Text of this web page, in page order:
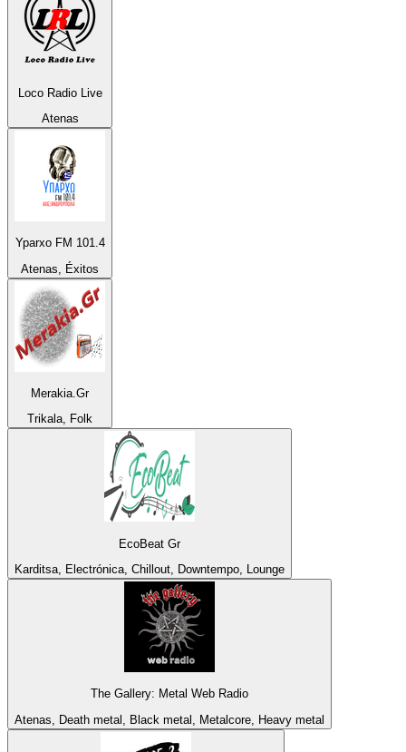
Loco Radio Live
Atenas
Yparxo FM 101.4
Atenas, Éxitos
Merakia.Gr
Trikala, Folk
EcoBeat Gr
Karditsa, Electrónica, Chillout, Downtempo, Lounge
The Gallery: Metal Web Radio
Atenas, Death metal, Black metal, Metalcore, Heavy metal